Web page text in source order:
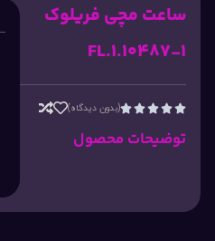
ساعت مچی فریلوک
FL.1.10487-1




(بدون دیدگاه)
توضیحات محصول